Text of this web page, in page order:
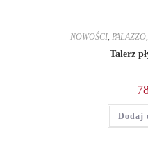
NOWOŚCI, PALAZZO,
Talerz
Dodaj